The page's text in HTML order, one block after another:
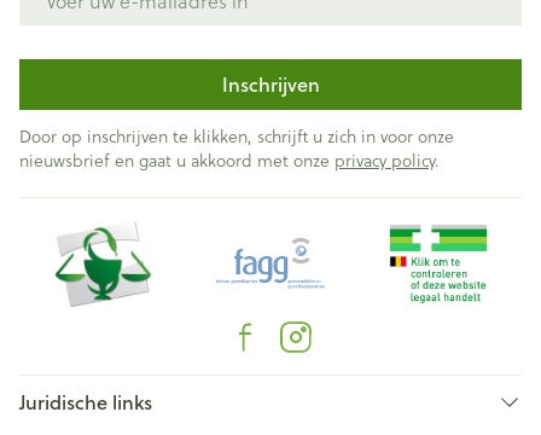
Inschrijven
Door op inschrijven te klikken, schrijft u zich in voor onze
nieuwsbrief en gaat u akkoord met onze privacy policy.
Juridische links